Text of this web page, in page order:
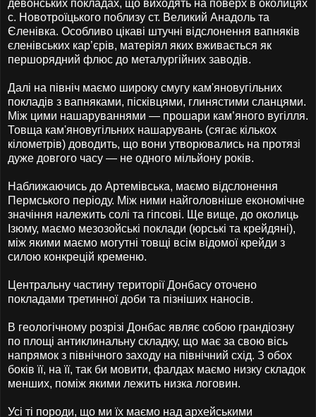
девонських покладах, що виходять на поверх в околицях
с. Новотроїцького поблизу ст. Beликий Анадоль та
Єленівка. Особливо цікаві штучні відслонення вапняків
єленівських кар’єрів, матеріял яких вживається як
першорядний флюс до металургійних заводів.
Далі на північ маємо широку смугу кам'яновугільних
покладів з вапняками, пісківцями, глинястими сланцями.
Між цими нашаруваннями — прошари кам’яного вугілля.
Товща кам'яновугільних нашарувань (сягає кількох
кілометрів) доводить, що вони утворювались на протязі
дуже довгого часу — не одного мільйону років.
Наближаючись до Артемівська, маємо відслонення
Пермського періоду. Між ними найголовніше економічне
значіння належить солі та гіпсові. Ще вище, до околиць
Ізюму, маємо мезозойські поклади (юрські та крейдяні),
між якими маємо могутні товщі всім відомої крейди з
силою конкрецій кременю.
Центральну частину території Донбасу оточено
покладами третинної доби та пізніших наносів.
В геологічному розрізі Донбас являє собою грандіозну
по площі антиклинальну складку, що має за свою вісь
напрямок з північного заходу на північний схід. З обох
боків її, на її, так би мовити, фалдах маємо низку складок
менших, поміж якими лежить низка логовин.
Усі ті породи, що ми їх маємо над архейськими